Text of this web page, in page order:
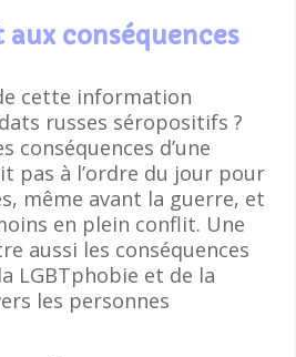
aux conséquences
cette information
russes séropositifs ?
conséquences d’une
pas à l’ordre du jour pour
même avant la guerre, et
en plein conflit. Une
aussi les conséquences
LGBTphobie et de la
les personnes